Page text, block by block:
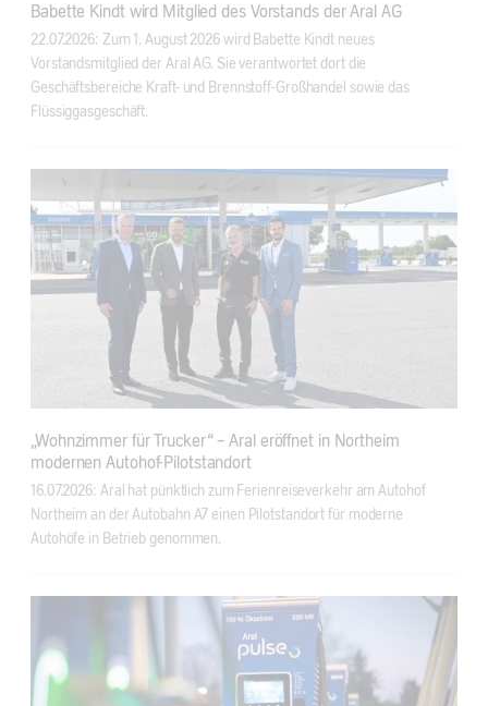
Babette Kindt wird Mitglied des Vorstands der Aral AG
22.07.2026: Zum 1. August 2026 wird Babette Kindt neues
Vorstandsmitglied der Aral AG. Sie verantwortet dort die
Geschäftsbereiche Kraft- und Brennstoff-Großhandel sowie das
Flüssiggasgeschäft.
„Wohnzimmer für Trucker“ – Aral eröffnet in Northeim
modernen Autohof-Pilotstandort
16.07.2026: Aral hat pünktlich zum Ferienreiseverkehr am Autohof
Northeim an der Autobahn A7 einen Pilotstandort für moderne
Autohöfe in Betrieb genommen.